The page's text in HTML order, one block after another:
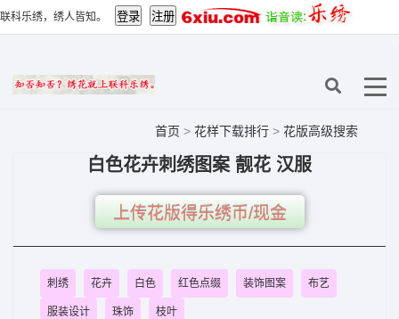
联科乐绣，绣人皆知。
首页 > 花样下载排行 > 花版高级搜索
白色花卉刺绣图案 靓花 汉服
上传花版得乐绣币/现金
刺绣 花卉 白色 红色点缀 装饰图案 布艺
服装设计 珠饰 枝叶